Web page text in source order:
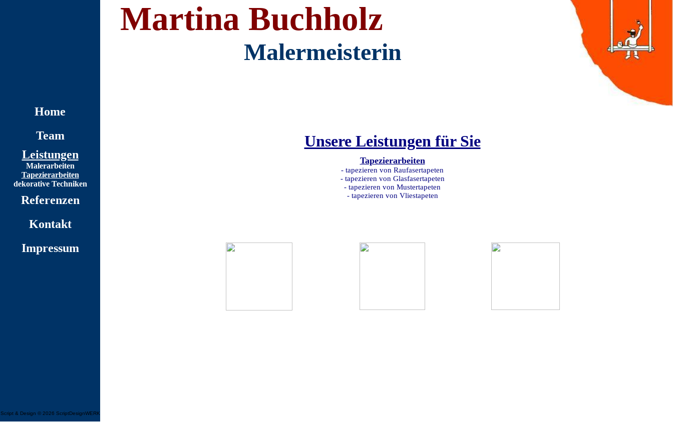
Home
Team
Leistungen
Malerarbeiten
Tapezierarbeiten
dekorative Techniken
Referenzen
Kontakt
Impressum
Script & Design © 2026 ScriptDesignWERK
Martina Buchholz
Malermeisterin
Unsere Leistungen für Sie
Tapezierarbeiten
- tapezieren von Raufasertapeten
- tapezieren von Glasfasertapeten
- tapezieren von Mustertapeten
- tapezieren von Vliestapeten